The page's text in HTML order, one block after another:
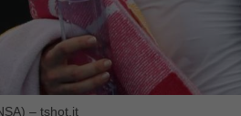
– tshot.it